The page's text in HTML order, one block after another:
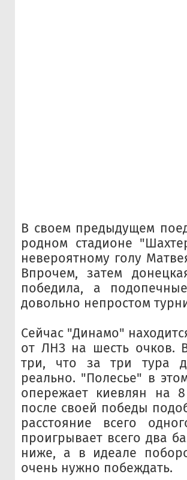
В своем предыдущем
родном стадионе
невероятному голу
Впрочем, затем
победила, а
довольно непростом
Сейчас "Динамо"
от ЛНЗ на шесть очков.
три, что за три тура
реально. "Полесье" в
опережает киевлян на
после своей победы
расстояние всего
проигрывает всего два
ниже, а в идеале
очень нужно побеждать.